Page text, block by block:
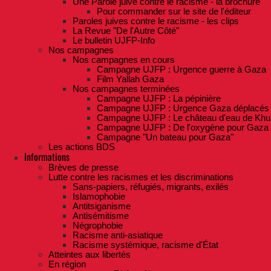
Pour commander sur le site de l'éditeur
Paroles juives contre le racisme - les clips
La Revue "De l'Autre Côté"
Le bulletin UJFP-Info
Nos campagnes
Nos campagnes en cours
Campagne UJFP : Urgence guerre à Gaza
Film Yallah Gaza
Nos campagnes terminées
Campagne UJFP : La pépinière
Campagne UJFP : Urgence Gaza déplacés
Campagne UJFP : Le château d'eau de
Campagne UJFP : De l'oxygène pour Gaza
Campagne "Un bateau pour Gaza"
Les actions BDS
Informations
Brèves de presse
Lutte contre les racismes et les discriminations
Sans-papiers, réfugiés, migrants, exilés
Islamophobie
Antitsiganisme
Antisémitisme
Négrophobie
Racisme anti-asiatique
Racisme systémique, racisme d'État
Atteintes aux libertés
En région